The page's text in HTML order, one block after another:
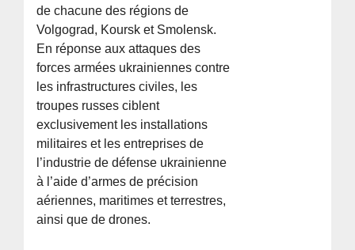
de chacune des régions de
Volgograd, Koursk et Smolensk.
En réponse aux attaques des
forces armées ukrainiennes contre
les infrastructures civiles, les
troupes russes ciblent
exclusivement les installations
militaires et les entreprises de
l’industrie de défense ukrainienne
à l’aide d’armes de précision
aériennes, maritimes et terrestres,
ainsi que de drones.